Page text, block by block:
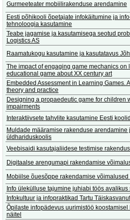
Gurmeeteater mobiilirakenduse arendamine
Eesti põhikooli õpetajate infokäitumine ja
tehnoloogia kasutamine
Teabe jagamise ja kasutamisega seotud
Logistics AS
Raamatukogu kasutamine ja kasutatavus
The impact of engaging game mechanics on
educational game about XX century art
Embedded Assessment in Learning Games.
theory and practice
Designing a propaedeutic game for children
impairments
Interaktiivsete tahvlite kasutamine Eesti
Muldade määramise rakenduse arendamine
üldhariduskoolis
Veebisaidi kasutajaliidese testimise
Digitaalse arengumapi rakendamise
Mobiilse õuesõppe rakendamise võimalused
Info ülekülluse tajumine juhiabi töös avalikus
Infokultuur ja infopraktikad Tartu
Õpilaste infopädevus uurimistöö
näitel